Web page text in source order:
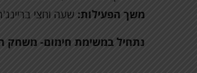
משך הפעילות: שעה וחצי
נתחיל במשימת חימום- משחק